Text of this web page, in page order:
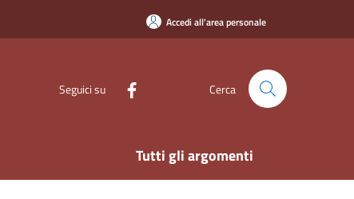
Accedi all'area personale
Seguici su Cerca
Tutti gli argomenti